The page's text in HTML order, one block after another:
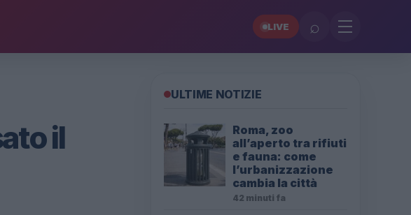
LIVE ⌕
il
ULTIME NOTIZIE
Roma, zoo
all’aperto tra rifiuti
e fauna: come
l’urbanizzazione
cambia la città
42 minuti fa